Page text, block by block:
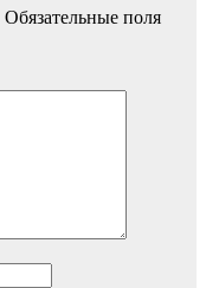
Обязательные поля